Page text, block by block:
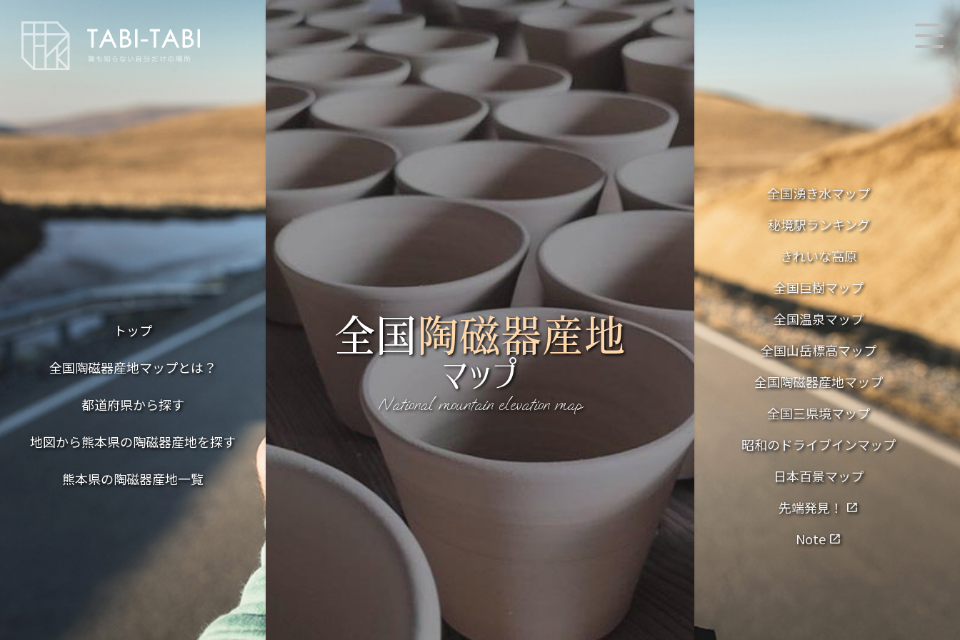
トップ
全国陶磁器産地マップとは？
都道府県から探す
地図から熊本県の陶磁器産地を探す
熊本県の陶磁器産地一覧
全国陶磁器産地
マップ
National mountain elevation map
全国湧き水マップ
秘境駅ランキング
きれいな高原
全国巨樹マップ
全国温泉マップ
全国山岳標高マップ
全国陶磁器産地マップ
全国三県境マップ
昭和のドライブインマップ
日本百景マップ
先端発見！ open_in_new
Note open_in_new